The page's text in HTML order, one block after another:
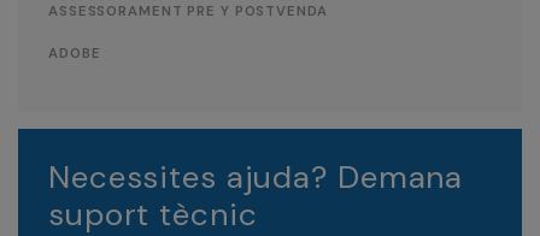
ASSESSORAMENT PRE Y POSTVENDA
ADOBE
Necessites ajuda? Demana
suport tècnic